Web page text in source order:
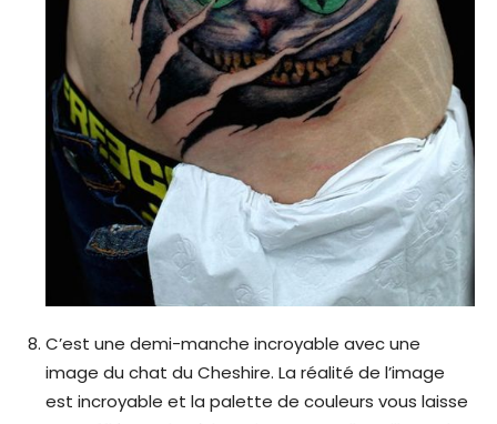
C’est une demi-manche incroyable avec une
image du chat du Cheshire. La réalité de l’image
est incroyable et la palette de couleurs vous laisse